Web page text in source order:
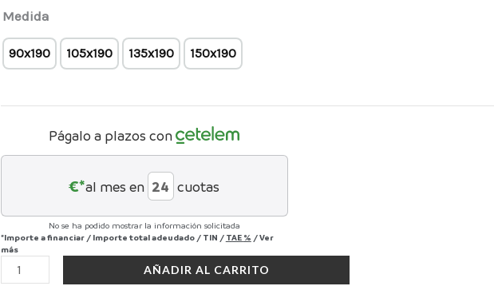
hasta
513,00 €
Medida
90x190 105x190 135x190 150x190
Págalo a plazos con
€*al mes en cuotas
No se ha podido mostrar la información solicitada
*Importe a financiar / Importe total adeudado / TIN / TAE % /Ver
más
AÑADIR AL CARRITO